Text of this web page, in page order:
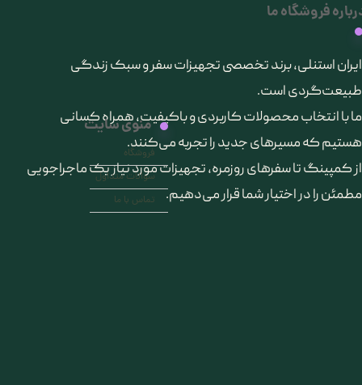
فروشگاه ما
​ایران استنلی، برند تخصصی تجهیزات سفر و سبک زندگی
طبیعت‌گردی است.
ما با انتخاب محصولات کاربردی و باکیفیت، همراه کسانی
هستیم که مسیرهای جدید را تجربه می‌کنند.
از کمپینگ تا سفرهای روزمره، تجهیزات مورد نیاز یک ماجراجویی
مطمئن را در اختیار شما قرار می‌دهیم.
منوی سایت
فروشگاه
سوالات متداول
تماس با ما